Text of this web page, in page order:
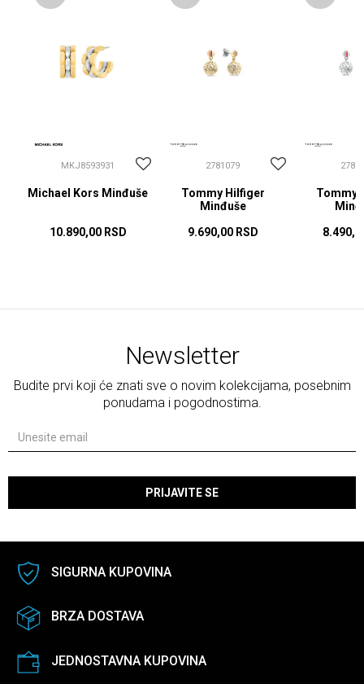
MKJ8593931
Michael Kors Minđuše
10.890,00 RSD
2781079
Tommy Hilfiger
Minđuše
9.690,00 RSD
Tommy
Newsletter
Budite prvi koji će znati sve o novim kolekcijama, posebnim
ponudama i pogodnostima.
PRIJAVITE SE
SIGURNA KUPOVINA
BRZA DOSTAVA
JEDNOSTAVNA KUPOVINA